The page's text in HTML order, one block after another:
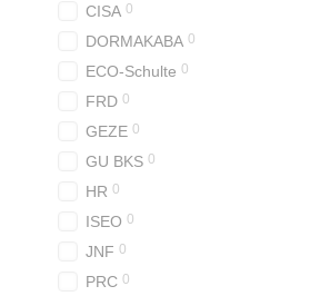
CISA 0
DORMAKABA 0
ECO-Schulte 0
FRD 0
GEZE 0
GU BKS 0
HR 0
ISEO 0
JNF 0
PRC 0